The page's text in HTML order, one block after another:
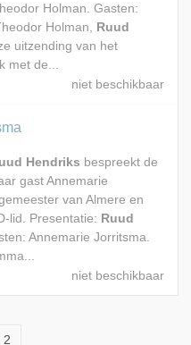
Holman. Gasten:
Holman, Ruud
uitzending van het
met de...
Hendriks bespreekt de
gast Annemarie
van Almere en
lid. Presentatie: Ruud
Annemarie Jorritsma.
2